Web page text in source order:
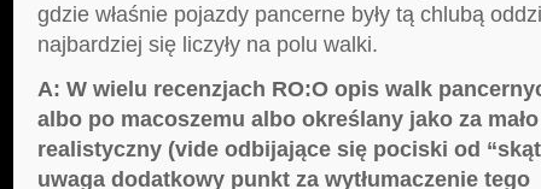
gdzie właśnie pojazdy pancerne były tą chlubą
najbardziej się liczyły na polu walki.
A: W wielu recenzjach RO:O opis walk
albo po macoszemu albo określany jako za mało
realistyczny (vide odbijające się pociski od
uwaga dodatkowy punkt za wytłumaczenie tego